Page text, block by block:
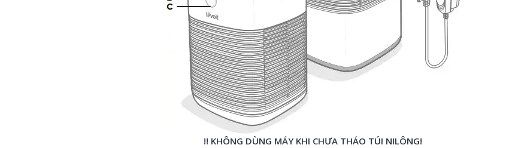
!! KHÔNG DÙNG MÁY KHI CHƯA THÁO TÚI NILÔNG!